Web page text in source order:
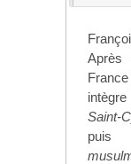
intègre
Saint-